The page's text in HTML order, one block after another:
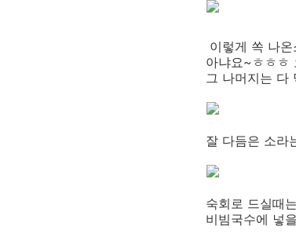
이렇게 쏙 나
아냐요~ㅎㅎㅎ
그 나머지는 다
잘 다듬은 소라
숙회로 드실때
비빔국수에 넣